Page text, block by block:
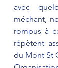
avec
méchant,
rompus à
répètent
du Mont St